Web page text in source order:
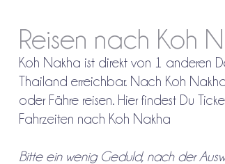
Reisen nach Koh
Koh Nakha ist direkt von 1 anderen
Thailand erreichbar. Nach Koh
oder Fähre reisen. Hier findest Du
Fahrzeiten nach Koh Nakha
Bitte ein wenig Geduld, nach der